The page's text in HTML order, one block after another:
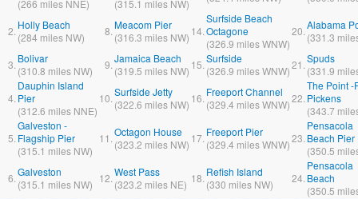
(266 miles NNE)
(315.1 miles NW)
2. Holly Beach
(284 miles NW) 8. Meacom Pier
(316.3 miles NW) 14.
Surfside Beach
Octagone
(326.9 milesWNW)
20. Alabama
(331.3
3. Bolivar
(310.8 miles NW) 9. Jamaica Beach
(319.5 miles NW) 15. Surfside
(326.9 milesWNW)21. Spuds
(331.9
4.
Dauphin Island
Pier
(312.6 miles NNE)
10. Surfside Jetty
(322.6 miles NW) 16. Freeport Channel
(329.4 milesWNW)22.
The Point -
Pickens
(343.7
5.
Galveston -
Flagship Pier
(315.1 miles NW)
11. Octagon House
(323.2 miles NW) 17. Freeport Pier
(329.4 milesWNW)23.
Pensacola
Beach Pier
(350.5
6. Galveston
(315.1 miles NW) 12. West Pass
(323.2 miles NE) 18. Refish Island
(330 miles NW) 24.
Pensacola
Beach
(350.5